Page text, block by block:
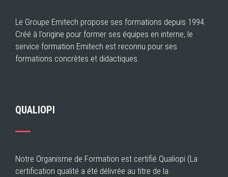
Le Groupe Emitech propose ses formations depuis 1994.
Créé à l'origine pour former ses équipes en interne, le
service formation Emitech est reconnu pour ses
formations concrètes et didactiques.
QUALIOPI
Notre Organisme de Formation est certifié Qualiopi (La
certification qualité a été délivrée au titre de la